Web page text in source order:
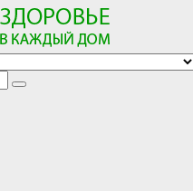
в Москве и по всей
официальные цены